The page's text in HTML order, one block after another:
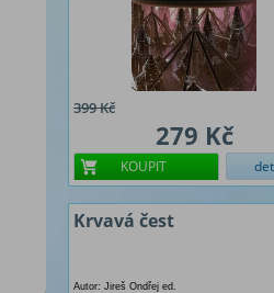
399 Kč
279 Kč
KOUPIT
Krvavá čest
Autor: Jireš Ondřej ed.